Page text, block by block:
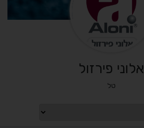
אלוני פירזול
טל